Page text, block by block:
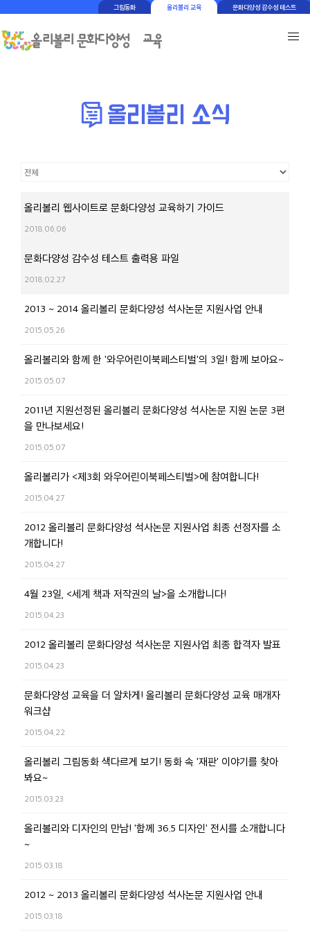
그림동화 올리볼리 교육 문화다양성 감수성 테스트
올리볼리 웹사이트로 문화다양성 교육하기 가이드
2018.06.06
문화다양성 감수성 테스트 출력용 파일
2018.02.27
2013 ~ 2014 올리볼리 문화다양성 석사논문 지원사업 안내
2015.05.26
올리볼리와 함께 한 '와우어린이북페스티벌'의 3일! 함께 보아요~
2015.05.07
2011년 지원선정된 올리볼리 문화다양성 석사논문 지원 논문 3편
을 만나보세요!
2015.05.07
올리볼리가 <제3회 와우어린이북페스티벌>에 참여합니다!
2015.04.27
2012 올리볼리 문화다양성 석사논문 지원사업 최종 선정자를 소
개합니다!
2015.04.27
4월 23일, <세계 책과 저작권의 날>을 소개합니다!
2015.04.23
2012 올리볼리 문화다양성 석사논문 지원사업 최종 합격자 발표
2015.04.23
문화다양성 교육을 더 알차게! 올리볼리 문화다양성 교육 매개자
워크샵
2015.04.22
올리볼리 그림동화 색다르게 보기! 동화 속 '재판' 이야기를 찾아
봐요~
2015.03.23
올리볼리와 디자인의 만남! '함께 36.5 디자인' 전시를 소개합니다
~
2015.03.18
2012 ~ 2013 올리볼리 문화다양성 석사논문 지원사업 안내
2015.03.18